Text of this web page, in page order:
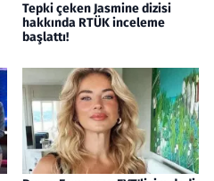
Tepki çeken Jasmine dizisi
hakkında RTÜK inceleme
başlattı!